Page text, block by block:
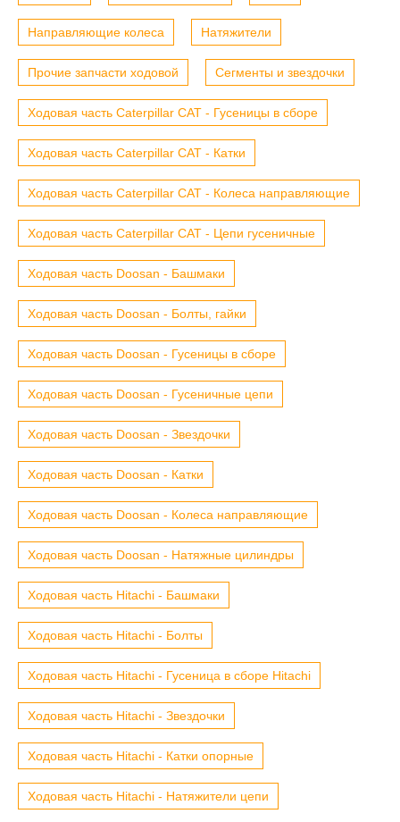
Направляющие колеса Натяжители
Прочие запчасти ходовой Сегменты и звездочки
Ходовая часть Caterpillar CAT - Гусеницы в сборе
Ходовая часть Caterpillar CAT - Катки
Ходовая часть Caterpillar CAT - Колеса направляющие
Ходовая часть Caterpillar CAT - Цепи гусеничные
Ходовая часть Doosan - Башмаки
Ходовая часть Doosan - Болты, гайки
Ходовая часть Doosan - Гусеницы в сборе
Ходовая часть Doosan - Гусеничные цепи
Ходовая часть Doosan - Звездочки
Ходовая часть Doosan - Катки
Ходовая часть Doosan - Колеса направляющие
Ходовая часть Doosan - Натяжные цилиндры
Ходовая часть Hitachi - Башмаки
Ходовая часть Hitachi - Болты
Ходовая часть Hitachi - Гусеница в сборе Hitachi
Ходовая часть Hitachi - Звездочки
Ходовая часть Hitachi - Катки опорные
Ходовая часть Hitachi - Натяжители цепи